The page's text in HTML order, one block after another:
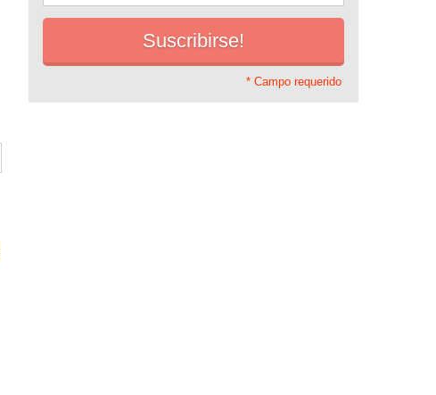
* Campo requerido